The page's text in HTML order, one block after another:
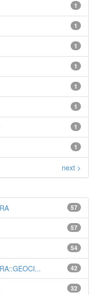
1
1
1
1
1
1
1
1
next >
57
57
54
42
32